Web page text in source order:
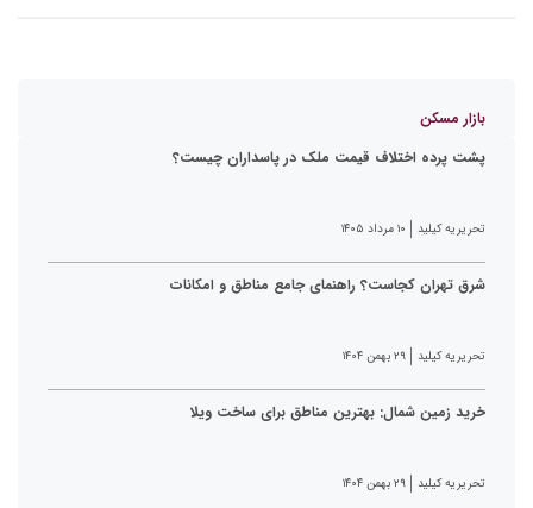
بازار مسکن
پشت پرده اختلاف قیمت ملک در پاسداران چیست؟
تحریریه کیلید ۱۰ مرداد ۱۴۰۵
شرق تهران کجاست؟ راهنمای جامع مناطق و امکانات
تحریریه کیلید ۲۹ بهمن ۱۴۰۴
خرید زمین شمال: بهترین مناطق برای ساخت ویلا
تحریریه کیلید ۲۹ بهمن ۱۴۰۴